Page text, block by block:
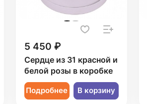
5 450 ₽
Сердце из 31 красной и
белой розы в коробке
Подробнее В корзину